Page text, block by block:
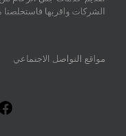
الشركات واقربها
مواقع التواصل الاجتماعي